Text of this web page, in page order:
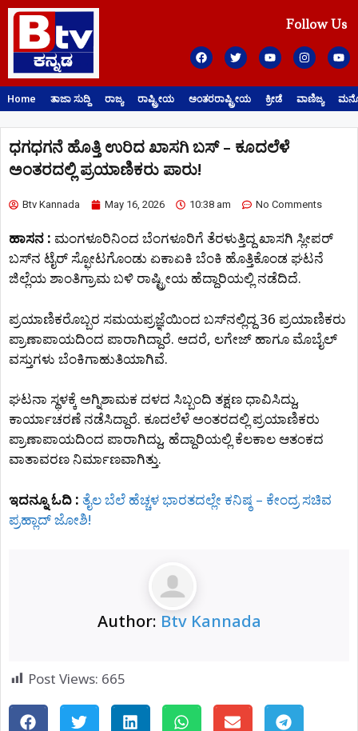
Follow Us
Home ತಾಜಾ ಸುದ್ದಿ ರಾಜ್ಯ ರಾಷ್ಟ್ರೀಯ ಅಂತರರಾಷ್ಟ್ರೀಯ ಕ್ರೀಡೆ ವಾಣಿಜ್ಯ
ಧಗಧಗನೆ ಹೊತ್ತಿ ಉರಿದ ಖಾಸಗಿ ಬಸ್ – ಕೂದಲೆಳೆ
ಅಂತರದಲ್ಲಿ ಪ್ರಯಾಣಿಕರು ಪಾರು!
Btv Kannada May 16, 2026 10:38 am No Comments
ಹಾಸನ : ಮಂಗಳೂರಿನಿಂದ ಬೆಂಗಳೂರಿಗೆ ತೆರಳುತ್ತಿದ್ದ ಖಾಸಗಿ ಸ್ಲೀಪರ್
ಬಸ್​ನ ಟೈರ್ ಸ್ಫೋಟಗೊಂಡು ಏಕಾಏಕಿ ಬೆಂಕಿ ಹೊತ್ತಿಕೊಂಡ ಘಟನೆ
ಜಿಲ್ಲೆಯ ಶಾಂತಿಗ್ರಾಮ ಬಳಿ ರಾಷ್ಟ್ರೀಯ ಹೆದ್ದಾರಿಯಲ್ಲಿ ನಡೆದಿದೆ.
ಪ್ರಯಾಣಿಕರೊಬ್ಬರ ಸಮಯಪ್ರಜ್ಞೆಯಿಂದ ಬಸ್​ನಲ್ಲಿದ್ದ 36 ಪ್ರಯಾಣಿಕರು
ಪ್ರಾಣಾಪಾಯದಿಂದ ಪಾರಾಗಿದ್ದಾರೆ. ಆದರೆ, ಲಗೇಜ್ ಹಾಗೂ ಮೊಬೈಲ್
ವಸ್ತುಗಳು ಬೆಂಕಿಗಾಹುತಿಯಾಗಿವೆ.
ಘಟನಾ ಸ್ಥಳಕ್ಕೆ ಅಗ್ನಿಶಾಮಕ ದಳದ ಸಿಬ್ಬಂದಿ ತಕ್ಷಣ ಧಾವಿಸಿದ್ದು,
ಕಾರ್ಯಾಚರಣೆ ನಡೆಸಿದ್ದಾರೆ. ಕೂದಲೆಳೆ ಅಂತರದಲ್ಲಿ ಪ್ರಯಾಣಿಕರು
ಪ್ರಾಣಾಪಾಯದಿಂದ ಪಾರಾಗಿದ್ದು, ಹೆದ್ದಾರಿಯಲ್ಲಿ ಕೆಲಕಾಲ ಆತಂಕದ
ವಾತಾವರಣ ನಿರ್ಮಾಣವಾಗಿತ್ತು.
ಇದನ್ನೂ ಓದಿ : ತೈಲ ಬೆಲೆ ಹೆಚ್ಚಳ ಭಾರತದಲ್ಲೇ ಕನಿಷ್ಠ – ಕೇಂದ್ರ ಸಚಿವ
ಪ್ರಹ್ಲಾದ್ ಜೋಶಿ!
Author: Btv Kannada
Post Views: 665